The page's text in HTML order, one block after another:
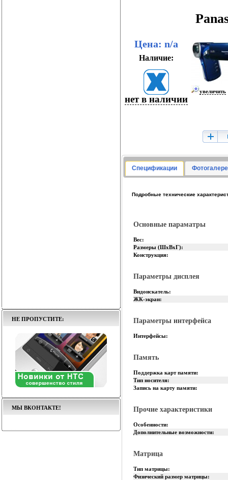
НЕ ПРОПУСТИТЕ:
МЫ ВКОНТАКТЕ!
Цена: n/a
Наличие:
нет в наличии
увеличить
Спецификации
Подробные технические
Основные параматры
Вес:
Размеры (ШхВхГ):
Конструкция:
Параметры дисплея
Видоискатель:
ЖК-экран:
Параметры интерфейса
Интерфейсы:
Память
Поддержка карт памяти:
Тип носителя:
Запись на карту памяти:
Прочие характеристики
Особенности:
Дополнительные возможности:
Матрица
Тип матрицы:
Физический размер матрицы: